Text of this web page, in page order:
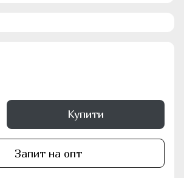
Купити
Запит на опт